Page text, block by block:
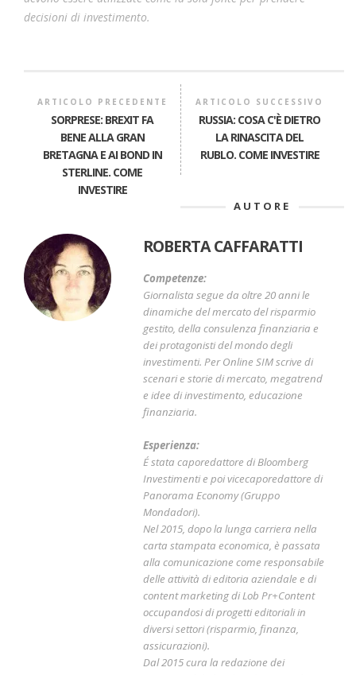
decisioni di investimento.
ARTICOLO PRECEDENTE
SORPRESE: BREXIT FA
BENE ALLA GRAN
BRETAGNA E AI BOND IN
STERLINE. COME
INVESTIRE
ARTICOLO SUCCESSIVO
RUSSIA: COSA C'È DIETRO
LA RINASCITA DEL
RUBLO. COME INVESTIRE
AUTORE
ROBERTA CAFFARATTI
Competenze:
Giornalista segue da oltre 20 anni le
dinamiche del mercato del risparmio
gestito, della consulenza finanziaria e
dei protagonisti del mondo degli
investimenti. Per Online SIM scrive di
scenari e storie di mercato, megatrend
e idee di investimento, educazione
finanziaria.
Esperienza:
É stata caporedattore di Bloomberg
Investimenti e poi vicecaporedattore di
Panorama Economy (Gruppo
Mondadori).
Nel 2015, dopo la lunga carriera nella
carta stampata economica, è passata
alla comunicazione come responsabile
delle attività di editoria aziendale e di
content marketing di Lob Pr+Content
occupandosi di progetti editoriali in
diversi settori (risparmio, finanza,
assicurazioni).
Dal 2015 cura la redazione dei